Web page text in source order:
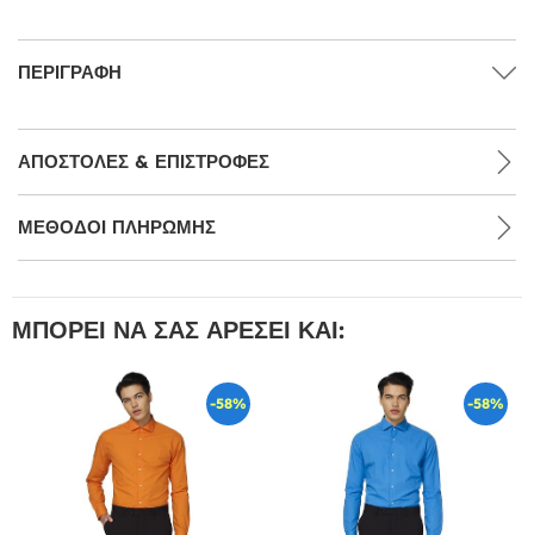
ΠΕΡΙΓΡΑΦΉ
ΑΠΟΣΤΟΛΈΣ & ΕΠΙΣΤΡΟΦΈΣ
ΜΕΘΌΔΟΙ ΠΛΗΡΩΜΉΣ
ΜΠΟΡΕΊ ΝΑ ΣΑΣ ΑΡΈΣΕΙ ΚΑΙ:
-58% -58%